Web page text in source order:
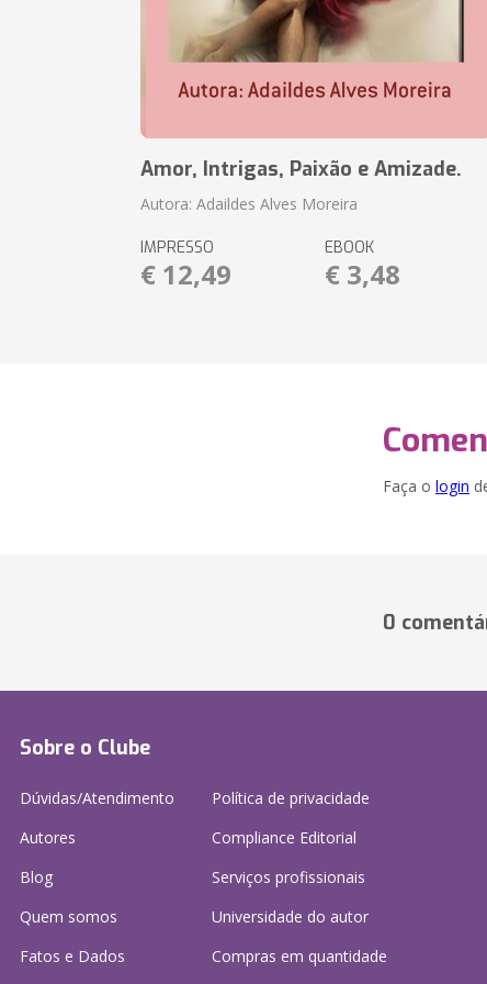
Amor, Intrigas, Paixão e Amizade.
Autora: Adaildes Alves Moreira
IMPRESSO
€ 12,49
EBOOK
€ 3,48
Faça o login
0
Sobre o Clube
Dúvidas/Atendimento
Autores
Blog
Quem somos
Fatos e Dados
Política de privacidade
Compliance Editorial
Serviços profissionais
Universidade do autor
Compras em quantidade